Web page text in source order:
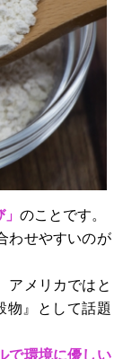
」のことです。
わせやすいのが
アメリカではと
物』として話題
で環境に優しい